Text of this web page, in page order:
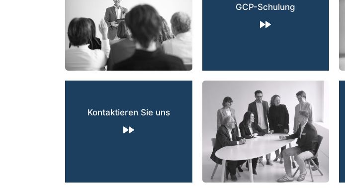
GCP-Schulung
Kontaktieren Sie uns